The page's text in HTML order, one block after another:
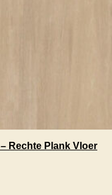
Rechte Plank Vloer